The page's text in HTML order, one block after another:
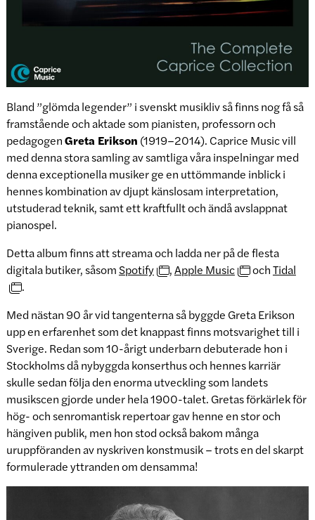
Bland ”glömda legender” i svenskt musikliv så finns nog få så
framstående och aktade som pianisten, professorn och
pedagogenGreta Erikson (1919–2014). Caprice Music vill
med denna stora samling av samtliga våra inspelningar med
denna exceptionella musiker ge en uttömmande inblick i
hennes kombination av djupt känslosam interpretation,
utstuderad teknik, samt ett kraftfullt och ändå avslappnat
pianospel.
Detta album finns att streama och ladda ner på de flesta
digitala butiker, såsomSpotify ,Apple Music ochTidal
.
Med nästan 90 år vid tangenterna så byggde Greta Erikson
upp en erfarenhet som det knappast finns motsvarighet till i
Sverige. Redan som 10-årigt underbarn debuterade hon i
Stockholms då nybyggda konserthus och hennes karriär
skulle sedan följa den enorma utveckling som landets
musikscen gjorde under hela 1900-talet. Gretas förkärlek för
hög- och senromantisk repertoar gav henne en stor och
hängiven publik, men hon stod också bakom många
uruppföranden av nyskriven konstmusik – trots en del skarpt
formulerade yttranden om densamma!